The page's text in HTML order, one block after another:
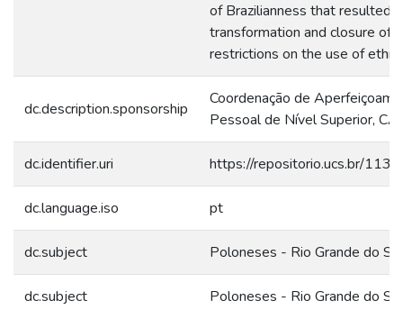
of Brazilianness that resulted
transformation and closure of
restrictions on the use of
dc.description.sponsorship
Coordenação de
Pessoal de Nível Superior,
dc.identifier.uri https://repositorio.ucs.br/
dc.language.iso pt
dc.subject Poloneses - Rio Grande do
dc.subject Poloneses - Rio Grande do